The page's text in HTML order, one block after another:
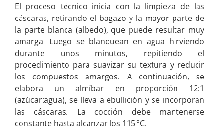
El proceso técnico inicia con la limpieza de las
cáscaras, retirando el bagazo y la mayor parte de
la parte blanca (albedo), que puede resultar muy
amarga. Luego se blanquean en agua hirviendo
durante unos minutos, repitiendo el
procedimiento para suavizar su textura y reducir
los compuestos amargos. A continuación, se
elabora un almíbar en proporción 12:1
(azúcar:agua), se lleva a ebullición y se incorporan
las cáscaras. La cocción debe mantenerse
constante hasta alcanzar los 115 °C.